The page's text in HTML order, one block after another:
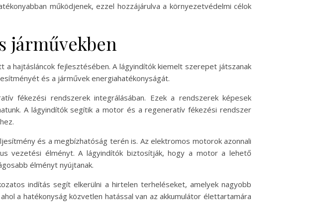
működjenek, ezzel hozzájárulva a környezetvédelmi célok
járművekben
hajtásláncok fejlesztésében. A lágyindítók kiemelt szerepet játszanak
és a járművek energiahatékonyságát.
fékezési rendszerek integrálásában. Ezek a rendszerek képesek
A lágyindítók segítik a motor és a regeneratív fékezési rendszer
és a megbízhatóság terén is. Az elektromos motorok azonnali
vezetési élményt. A lágyindítók biztosítják, hogy a motor a lehető
élményt nyújtanak.
indítás segít elkerülni a hirtelen terheléseket, amelyek nagyobb
a hatékonyság közvetlen hatással van az akkumulátor élettartamára